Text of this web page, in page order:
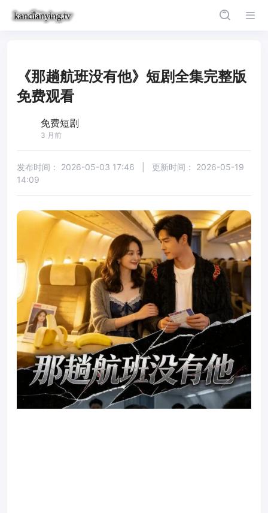
《那趟航班没有他》短剧全集完整版
免费观看
免费短剧
3 月前
发布时间： 2026-05-03 17:46 更新时间： 2026-05-19
14:09